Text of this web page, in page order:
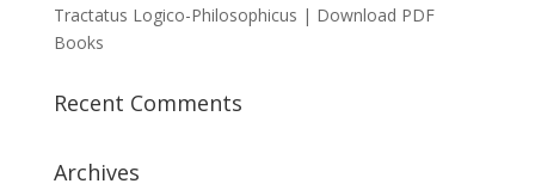
Tractatus Logico-Philosophicus | Download PDF
Books
Recent Comments
Archives